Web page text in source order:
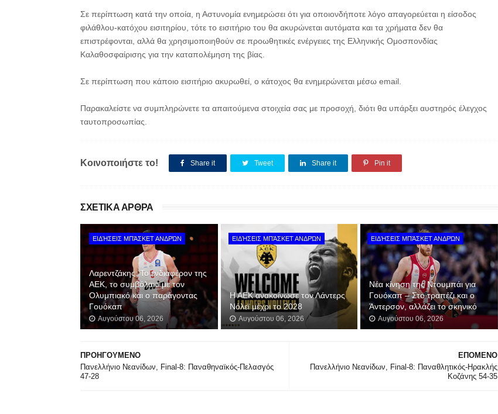
Σε περίπτωση κατά την οποία, η Αστυνομία ενημερώσει ότι για οποιονδήποτε λόγο απαγορεύεται η είσοδος
φιλάθλου-κατόχου εισιτηρίου, τότε το εισιτήριο του θα ακυρώνεται αυτόματα και τα χρήματα δεν θα
επιστρέφονται, αλλά θα χρησιμοποιηθούν σε προωθητικές ενέργειες της Ελληνικής Ομοσπονδίας
Καλαθοσφαίρισης για την καταπολέμηση της βίας.
Σε περίπτωση που κάποιο εισιτήριο ακυρωθεί, ο κάτοχος θα ενημερώνεται μέσω email.
Παρακαλείστε να συμπληρώνετε τα απαιτούμενα στοιχεία σας με προσοχή, διότι θα υπάρξει αυστηρός έλεγχος
ταυτοπροσωπίας.
Κοινοποιήστε το! Share it Tweet Share it Pin it
ΣΧΕΤΙΚΑ ΑΡΘΡΑ
ΕΙΔΉΣΕΙΣ ΜΠΆΣΚΕΤ ΑΝΔΡΏΝ
Λαρεντζάκης: Το ενδιαφέρον της
ΑΕΚ, το συμβόλαιο με τον
Ολυμπιακό και ο παράγοντας
Γουόκαπ
Αυγούστου 06, 2026
ΕΙΔΉΣΕΙΣ ΜΠΆΣΚΕΤ ΑΝΔΡΏΝ
Η ΑΕΚ ανακοίνωσε τον Λάντερς
Νόλεϊ μέχρι το 2028
Αυγούστου 06, 2026
ΕΙΔΉΣΕΙΣ ΜΠΆΣΚΕΤ ΑΝΔΡΏΝ
Νέα κίνηση της Ντουμπάι για
Γουόκαπ – Στο τραπέζι και ο
Άντερσον, αλλάζει το σκηνικό
Αυγούστου 06, 2026
ΕΠΟΜΕΝΟ
Πανελλήνιο Νεανίδων, Final-8: Παναθλητικός-Ηρακλής
Κοζάνης 54-35
ΠΡΟΗΓΟΥΜΕΝΟ
Πανελλήνιο Νεανίδων, Final-8: Παναθηναϊκός-Πελασγός
47-28